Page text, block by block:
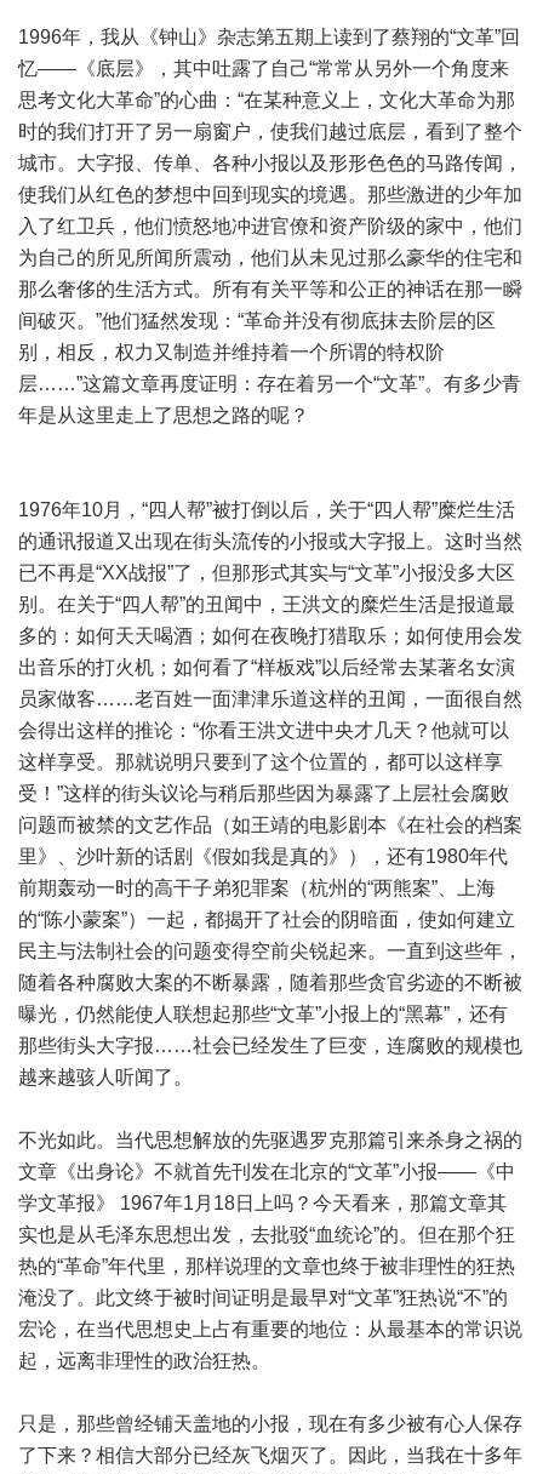
1996年，我从《钟山》杂志第五期上读到了蔡翔的“文革”回
忆——《底层》，其中吐露了自己“常常从另外一个角度来
思考文化大革命”的心曲：“在某种意义上，文化大革命为那
时的我们打开了另一扇窗户，使我们越过底层，看到了整个
城市。大字报、传单、各种小报以及形形色色的马路传闻，
使我们从红色的梦想中回到现实的境遇。那些激进的少年加
入了红卫兵，他们愤怒地冲进官僚和资产阶级的家中，他们
为自己的所见所闻所震动，他们从未见过那么豪华的住宅和
那么奢侈的生活方式。所有有关平等和公正的神话在那一瞬
间破灭。”他们猛然发现：“革命并没有彻底抹去阶层的区
别，相反，权力又制造并维持着一个所谓的特权阶
层……”这篇文章再度证明：存在着另一个“文革”。有多少青
年是从这里走上了思想之路的呢？
1976年10月，“四人帮”被打倒以后，关于“四人帮”糜烂生活
的通讯报道又出现在街头流传的小报或大字报上。这时当然
已不再是“XX战报”了，但那形式其实与“文革”小报没多大区
别。在关于“四人帮”的丑闻中，王洪文的糜烂生活是报道最
多的：如何天天喝酒；如何在夜晚打猎取乐；如何使用会发
出音乐的打火机；如何看了“样板戏”以后经常去某著名女演
员家做客……老百姓一面津津乐道这样的丑闻，一面很自然
会得出这样的推论：“你看王洪文进中央才几天？他就可以
这样享受。那就说明只要到了这个位置的，都可以这样享
受！”这样的街头议论与稍后那些因为暴露了上层社会腐败
问题而被禁的文艺作品（如王靖的电影剧本《在社会的档案
里》、沙叶新的话剧《假如我是真的》），还有1980年代
前期轰动一时的高干子弟犯罪案（杭州的“两熊案”、上海
的“陈小蒙案”）一起，都揭开了社会的阴暗面，使如何建立
民主与法制社会的问题变得空前尖锐起来。一直到这些年，
随着各种腐败大案的不断暴露，随着那些贪官劣迹的不断被
曝光，仍然能使人联想起那些“文革”小报上的“黑幕”，还有
那些街头大字报……社会已经发生了巨变，连腐败的规模也
越来越骇人听闻了。
不光如此。当代思想解放的先驱遇罗克那篇引来杀身之祸的
文章《出身论》不就首先刊发在北京的“文革”小报——《中
学文革报》 1967年1月18日上吗？今天看来，那篇文章其
实也是从毛泽东思想出发，去批驳“血统论”的。但在那个狂
热的“革命”年代里，那样说理的文章也终于被非理性的狂热
淹没了。此文终于被时间证明是最早对“文革”狂热说“不”的
宏论，在当代思想史上占有重要的地位：从最基本的常识说
起，远离非理性的政治狂热。
只是，那些曾经铺天盖地的小报，现在有多少被有心人保存
了下来？相信大部分已经灰飞烟灭了。因此，当我在十多年